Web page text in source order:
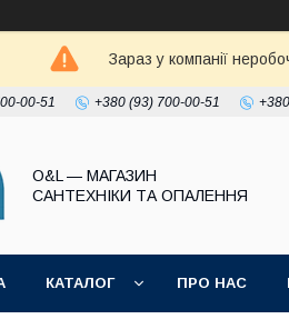
Зараз у компанії
00-51 +380 (93) 700-00-51
O&L — МАГАЗИН
САНТЕХНІКИ ТА ОПАЛЕННЯ
КАТАЛОГ ПРО НАС